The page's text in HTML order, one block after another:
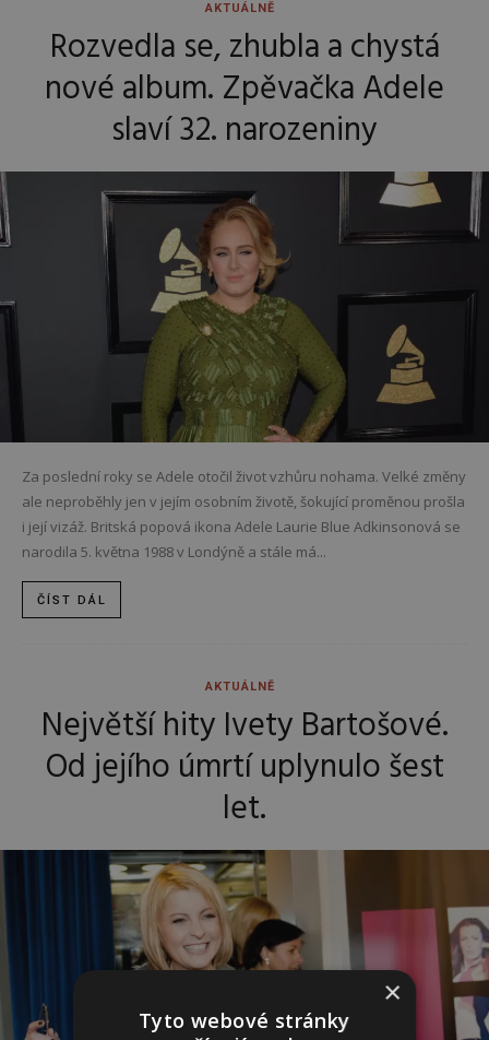
AKTUÁLNĚ
Rozvedla se, zhubla a chystá
nové album. Zpěvačka Adele
slaví 32. narozeniny
Za poslední roky se Adele otočil život vzhůru nohama. Velké změny
ale neproběhly jen v jejím osobním životě, šokující proměnou prošla
i její vizáž. Britská popová ikona Adele Laurie Blue Adkinsonová se
narodila 5. května 1988 v Londýně a stále má...
ČÍST DÁL
AKTUÁLNĚ
Největší hity Ivety Bartošové.
Od jejího úmrtí uplynulo šest
let.
×
Tyto webové stránky